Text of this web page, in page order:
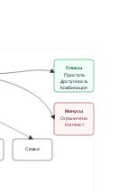
Семья
Плюсы
Простота
Доступность
Комбинация
Минусы
Ограничено
Контекст